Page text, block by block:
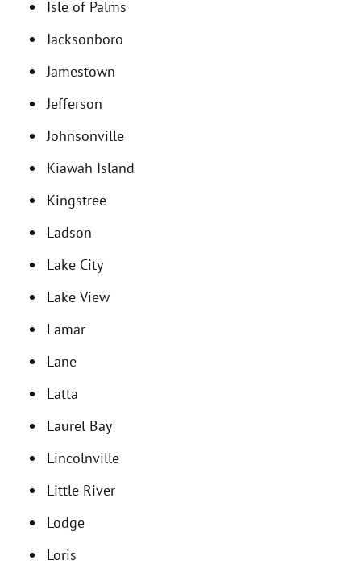
Isle of Palms
Jacksonboro
Jamestown
Jefferson
Johnsonville
Kiawah Island
Kingstree
Ladson
Lake City
Lake View
Lamar
Lane
Latta
Laurel Bay
Lincolnville
Little River
Lodge
Loris